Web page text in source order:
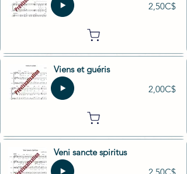
2,50C$
Viens et guéris
2,00C$
Veni sancte spiritus